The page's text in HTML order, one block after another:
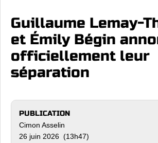
Guillaume Lemay-
et Émily Bégin
officiellement leur
séparation
PUBLICATION
Cimon Asselin
26 juin 2026 (13h47)